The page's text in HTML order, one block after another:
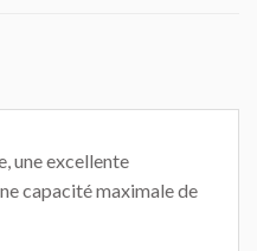
une excellente
capacité maximale de